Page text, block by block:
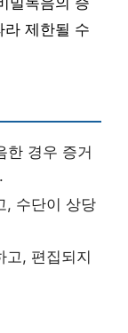
라 제한될 수
한 경우 증거
, 수단이 상당
고, 편집되지